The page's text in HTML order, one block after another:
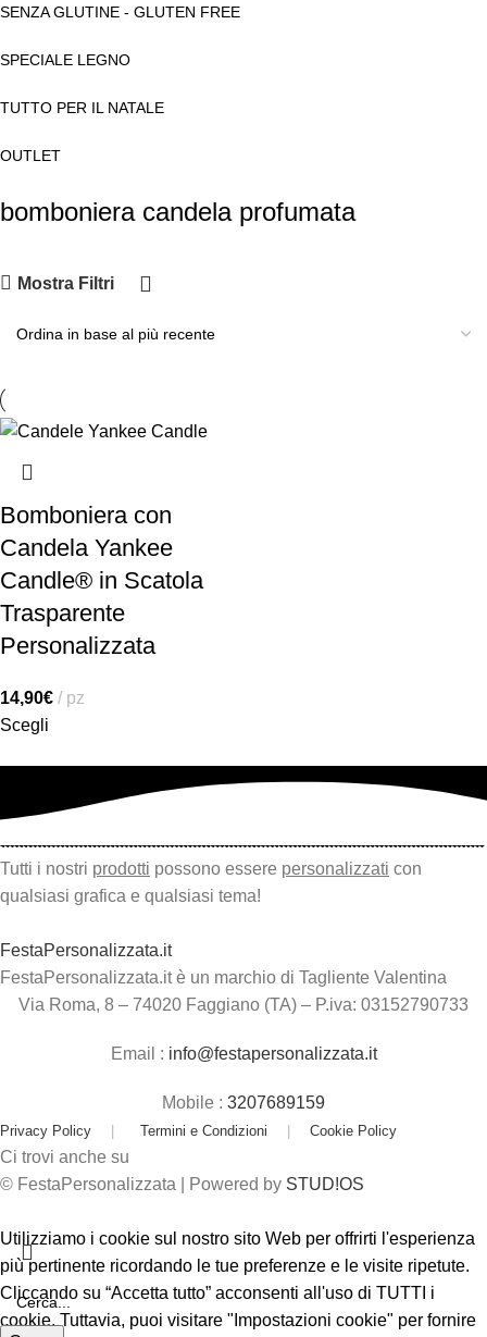
SENZA GLUTINE - GLUTEN FREE
SPECIALE LEGNO
TUTTO PER IL NATALE
OUTLET
bomboniera candela profumata
Mostra Filtri
Bomboniera con
Candela Yankee
Candle® in Scatola
Trasparente
Personalizzata
14,90€
pz
Scegli
Tutti i nostri prodotti possono essere personalizzati con
qualsiasi grafica e qualsiasi tema!
FestaPersonalizzata.it
FestaPersonalizzata.it è un marchio di Tagliente Valentina
Via Roma, 8 – 74020 Faggiano (TA) – P.iva: 03152790733
Email : info@festapersonalizzata.it
Mobile : 3207689159
Privacy Policy Termini e Condizioni Cookie Policy
Ci trovi anche su
© FestaPersonalizzata | Powered by STUD!OS
Utilizziamo i cookie sul nostro sito Web per offrirti l'esperienza
più pertinente ricordando le tue preferenze e le visite ripetute.
Cliccando su “Accetta tutto” acconsenti all'uso di TUTTI i
cookie. Tuttavia, puoi visitare "Impostazioni cookie" per fornire